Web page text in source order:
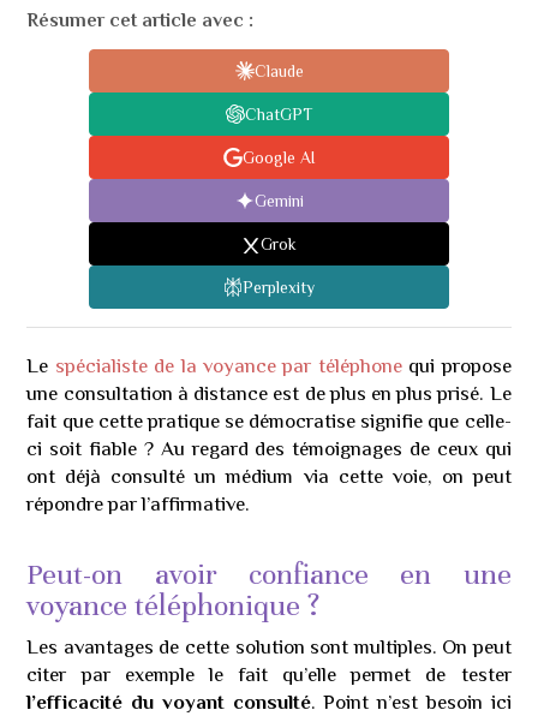
Résumer cet article avec :
Claude
ChatGPT
Google AI
Gemini
Grok
Perplexity
Le spécialiste de la voyance par téléphonequi propose
une consultation à distance est de plus en plus prisé. Le
fait que cette pratique se démocratise signifie que celle-
ci soit fiable ? Au regard des témoignages de ceux qui
ont déjà consulté un médium via cette voie, on peut
répondre par l’affirmative.
Peut-on avoir confiance en une
voyance téléphonique ?
Les avantages de cette solution sont multiples. On peut
citer par exemple le fait qu’elle permet de tester
l’efficacité du voyant consulté. Point n’est besoin ici